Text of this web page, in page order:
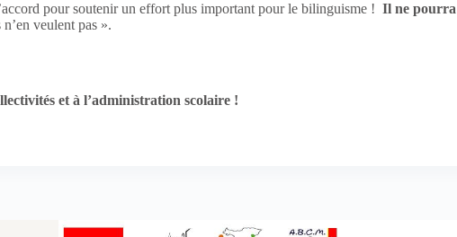
pour soutenir un effort plus important pour le bilinguisme ! Il ne pourra
veulent pas ».
et à l’administration scolaire !